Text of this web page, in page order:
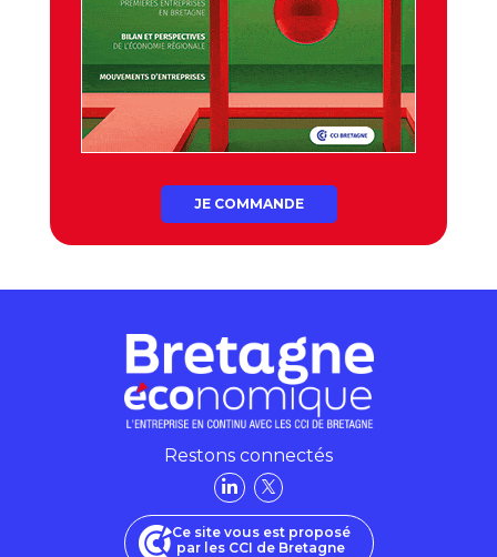
JE COMMANDE
Restons connectés
Ce site vous est proposé
par les CCI de Bretagne